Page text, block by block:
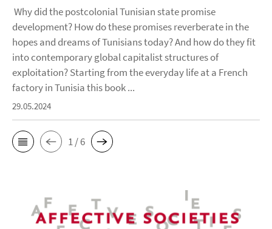
Why did the postcolonial Tunisian state promise
development? How do these promises reverberate in the
hopes and dreams of Tunisians today? And how do they fit
into contemporary global capitalist structures of
exploitation? Starting from the everyday life at a French
factory in Tunisia this book ...
29.05.2024
1 / 6